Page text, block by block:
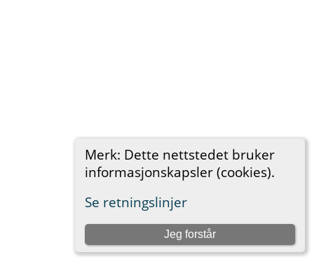
Merk: Dette nettstedet bruker
informasjonskapsler (cookies).
Se retningslinjer
Jeg forstår